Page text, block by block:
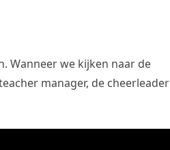
Wanneer we kijken naar de
manager, de cheerleader